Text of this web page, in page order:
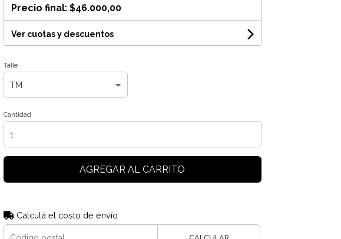
Precio final: $46.000,00
Ver cuotas y descuentos
Talle
Cantidad
AGREGAR AL CARRITO
Calculá el costo de envío